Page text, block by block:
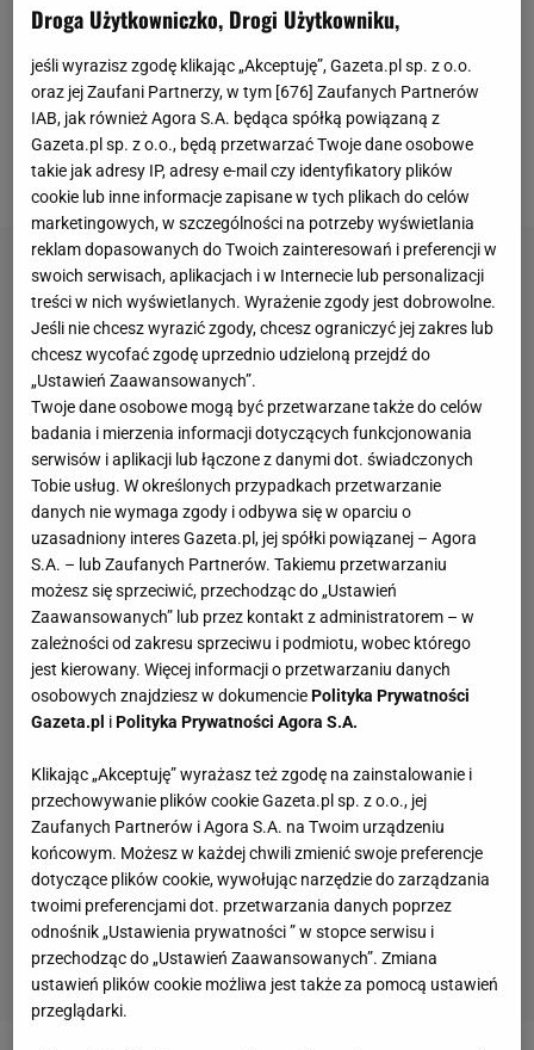
rozstawionym zawodnikiem i w I rundzie otrzymał
wolny los.W związku z tym rywalizację rozpoczął od
1/8 finału, gdzie bez większych problemów
rozprawił się z Aleksandrem Szewczenko 6:1, 6:4
piątkowe popołudnie czekało go kolejne wyzwanie.
Droga Użytkowniczko, Drogi Użytkowniku,
jeśli wyrazisz zgodę klikając „Akceptuję”, Gazeta.pl sp. z o.o.
oraz jej Zaufani Partnerzy, w tym [676] Zaufanych Partnerów
IAB, jak również Agora S.A. będąca spółką powiązaną z
Gazeta.pl sp. z o.o., będą przetwarzać Twoje dane osobowe
takie jak adresy IP, adresy e-mail czy identyfikatory plików
cookie lub inne informacje zapisane w tych plikach do celów
marketingowych, w szczególności na potrzeby wyświetlania
reklam dopasowanych do Twoich zainteresowań i preferencji w
swoich serwisach, aplikacjach i w Internecie lub personalizacji
treści w nich wyświetlanych. Wyrażenie zgody jest dobrowolne.
Jeśli nie chcesz wyrazić zgody, chcesz ograniczyć jej zakres lub
chcesz wycofać zgodę uprzednio udzieloną przejdź do
„Ustawień Zaawansowanych”.
Twoje dane osobowe mogą być przetwarzane także do celów
badania i mierzenia informacji dotyczących funkcjonowania
serwisów i aplikacji lub łączone z danymi dot. świadczonych
Tobie usług. W określonych przypadkach przetwarzanie
danych nie wymaga zgody i odbywa się w oparciu o
uzasadniony interes Gazeta.pl, jej spółki powiązanej – Agora
S.A. – lub Zaufanych Partnerów. Takiemu przetwarzaniu
możesz się sprzeciwić, przechodząc do „Ustawień
Zaawansowanych” lub przez kontakt z administratorem – w
zależności od zakresu sprzeciwu i podmiotu, wobec którego
jest kierowany. Więcej informacji o przetwarzaniu danych
osobowych znajdziesz w dokumenciePolityka Prywatności
Gazeta.pl iPolityka Prywatności Agora S.A.
Klikając „Akceptuję” wyrażasz też zgodę na zainstalowanie i
przechowywanie plików cookie Gazeta.pl sp. z o.o., jej
Zaufanych Partnerów i Agora S.A. na Twoim urządzeniu
końcowym. Możesz w każdej chwili zmienić swoje preferencje
dotyczące plików cookie, wywołując narzędzie do zarządzania
twoimi preferencjami dot. przetwarzania danych poprzez
odnośnik „Ustawienia prywatności ” w stopce serwisu i
przechodząc do „Ustawień Zaawansowanych”. Zmiana
ustawień plików cookie możliwa jest także za pomocą ustawień
przeglądarki.